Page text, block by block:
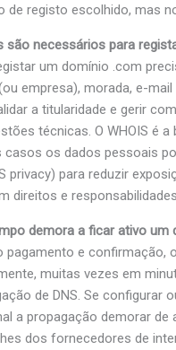
de registo escolhido, mas
são necessários para
um domínio .com
empresa), morada, e-
a titularidade e gerir
técnicas. O WHOIS é
casos os dados pessoais
privacy) para reduzir
direitos e
demora a ficar ativo
pagamento e confirmação,
muitas vezes em
de DNS. Se configurar
a propagação demorar
dos fornecedores de